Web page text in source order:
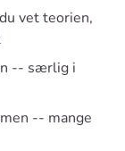
vet teorien,
-- særlig i
-- mange